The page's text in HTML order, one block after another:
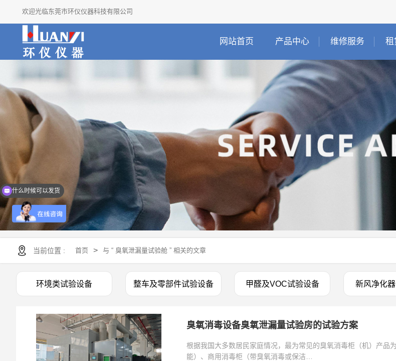
欢迎光临东莞市环仪仪器科技有限公司
网站首页 产品中心 维修服务 租
当前位置 : 首页 > 与 “ 臭氧泄漏量试验舱 ” 相关的文章
环境类试验设备 整车及零部件试验设备 甲醛及VOC试验设备 新风净化
臭氧消毒设备臭氧泄漏量试验房的试验方案
根据我国大多数居民家庭情况，最为常见的臭氧消毒柜（机）产品
能）、商用消毒柜（带臭氧消毒或保洁…
介绍一下产品
什么时候可以发货